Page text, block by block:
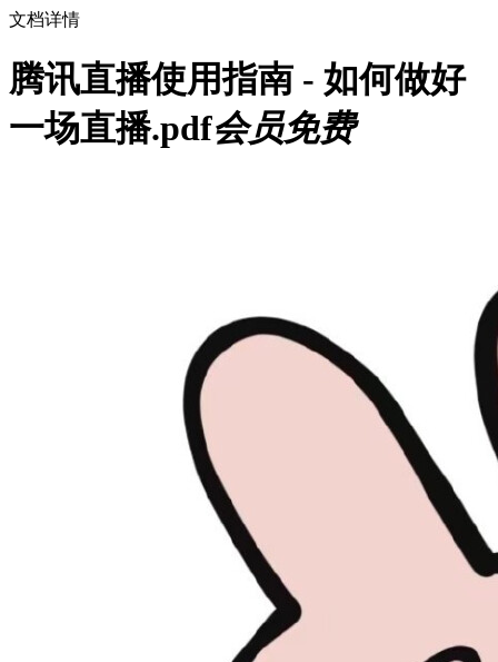
文档详情
腾讯直播使用指南 - 如何做好
一场直播.pdf会员免费